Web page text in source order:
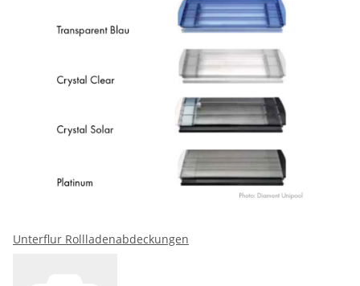
Unterflur Rollladenabdeckungen